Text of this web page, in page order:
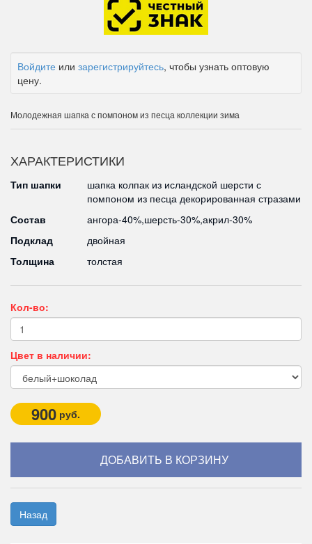
Войдите или зарегистрируйтесь, чтобы узнать оптовую
цену.
Молодежная шапка с помпоном из песца коллекции зима
ХАРАКТЕРИСТИКИ
Тип шапки
шапка колпак из исландской шерсти с
помпоном из песца декорированная стразами
Состав
ангора-40%,шерсть-30%,акрил-30%
Подклад
двойная
Толщина
толстая
Кол-во:
Цвет в наличии:
900 руб.
Назад